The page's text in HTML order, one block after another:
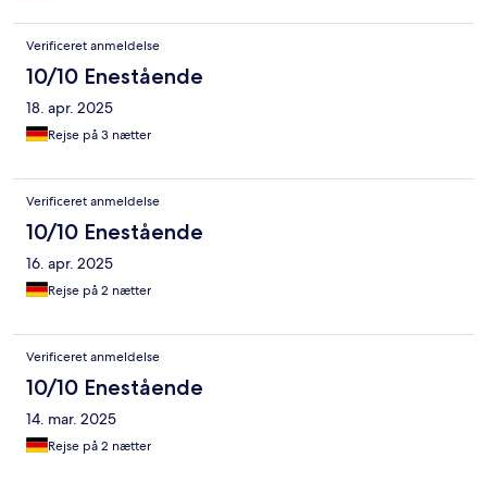
Verificeret anmeldelse
10/10 Enestående
18. apr. 2025
Rejse på 3 nætter
Verificeret anmeldelse
10/10 Enestående
16. apr. 2025
Rejse på 2 nætter
Verificeret anmeldelse
10/10 Enestående
14. mar. 2025
Rejse på 2 nætter